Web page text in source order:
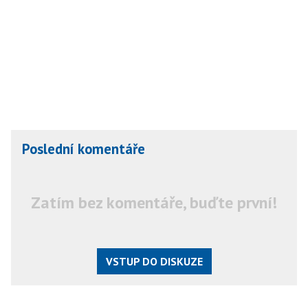
Poslední komentáře
Zatím bez komentáře, buďte první!
VSTUP DO DISKUZE